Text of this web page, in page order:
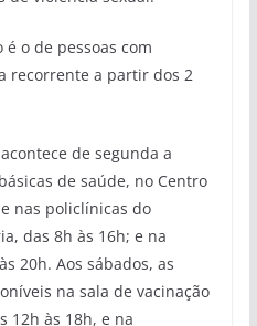
o de pessoas com
recorrente a partir dos 2
de segunda a
de saúde, no Centro
nas policlínicas do
das 8h às 16h; e na
20h. Aos sábados, as
na sala de vacinação
12h às 18h, e na